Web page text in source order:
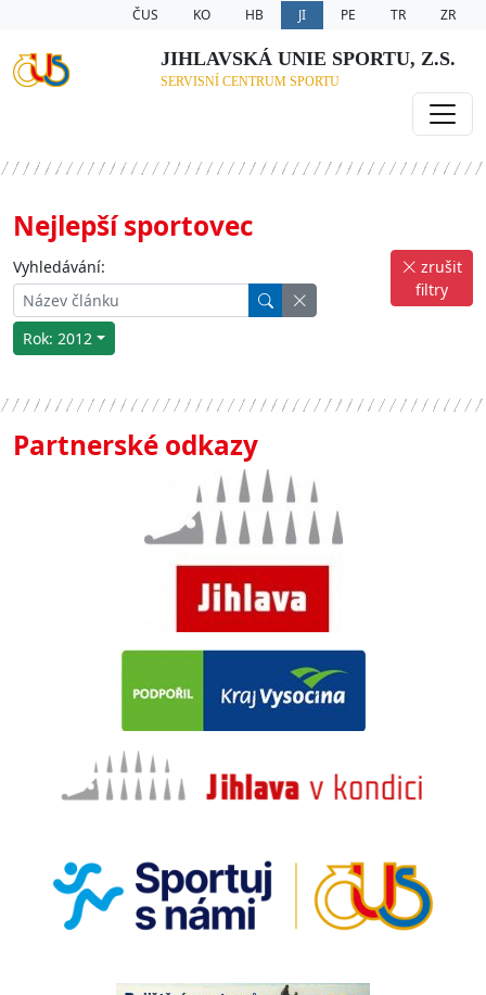
ČUS KO HB JI PE TR ZR
JIHLAVSKÁ UNIE SPORTU, Z.S.
SERVISNÍ CENTRUM SPORTU
Nejlepší sportovec
Vyhledávání:
Rok: 2012
zrušit
filtry
Partnerské odkazy